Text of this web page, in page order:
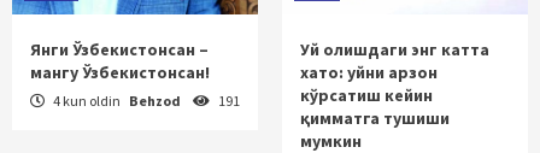
Янги Ўзбекистонсан –
мангу Ўзбекистонсан!
4 kun oldin Behzod 191
Уй олишдаги энг катта
хато: уйни арзон
кўрсатиш кейин
қимматга тушиши
мумкин